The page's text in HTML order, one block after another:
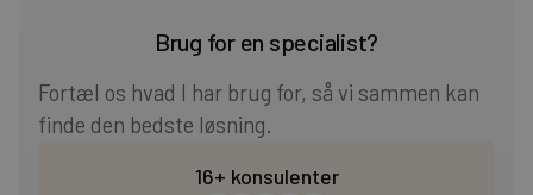
Heading 4
Heading 5
Brug for en specialist?
Fortæl os hvad I har brug for, så vi sammen kan
finde den bedste løsning.
16+ konsulenter